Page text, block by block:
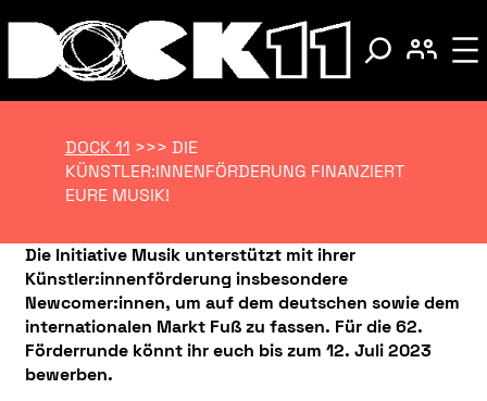
DOCK 11 >>> DIE
KÜNSTLER:INNENFÖRDERUNG FINANZIERT
EURE MUSIK!
Die Initiative Musik unterstützt mit ihrer
Künstler:innenförderung insbesondere
Newcomer:innen, um auf dem deutschen sowie dem
internationalen Markt Fuß zu fassen. Für die 62.
Förderrunde könnt ihr euch bis zum 12. Juli 2023
bewerben.